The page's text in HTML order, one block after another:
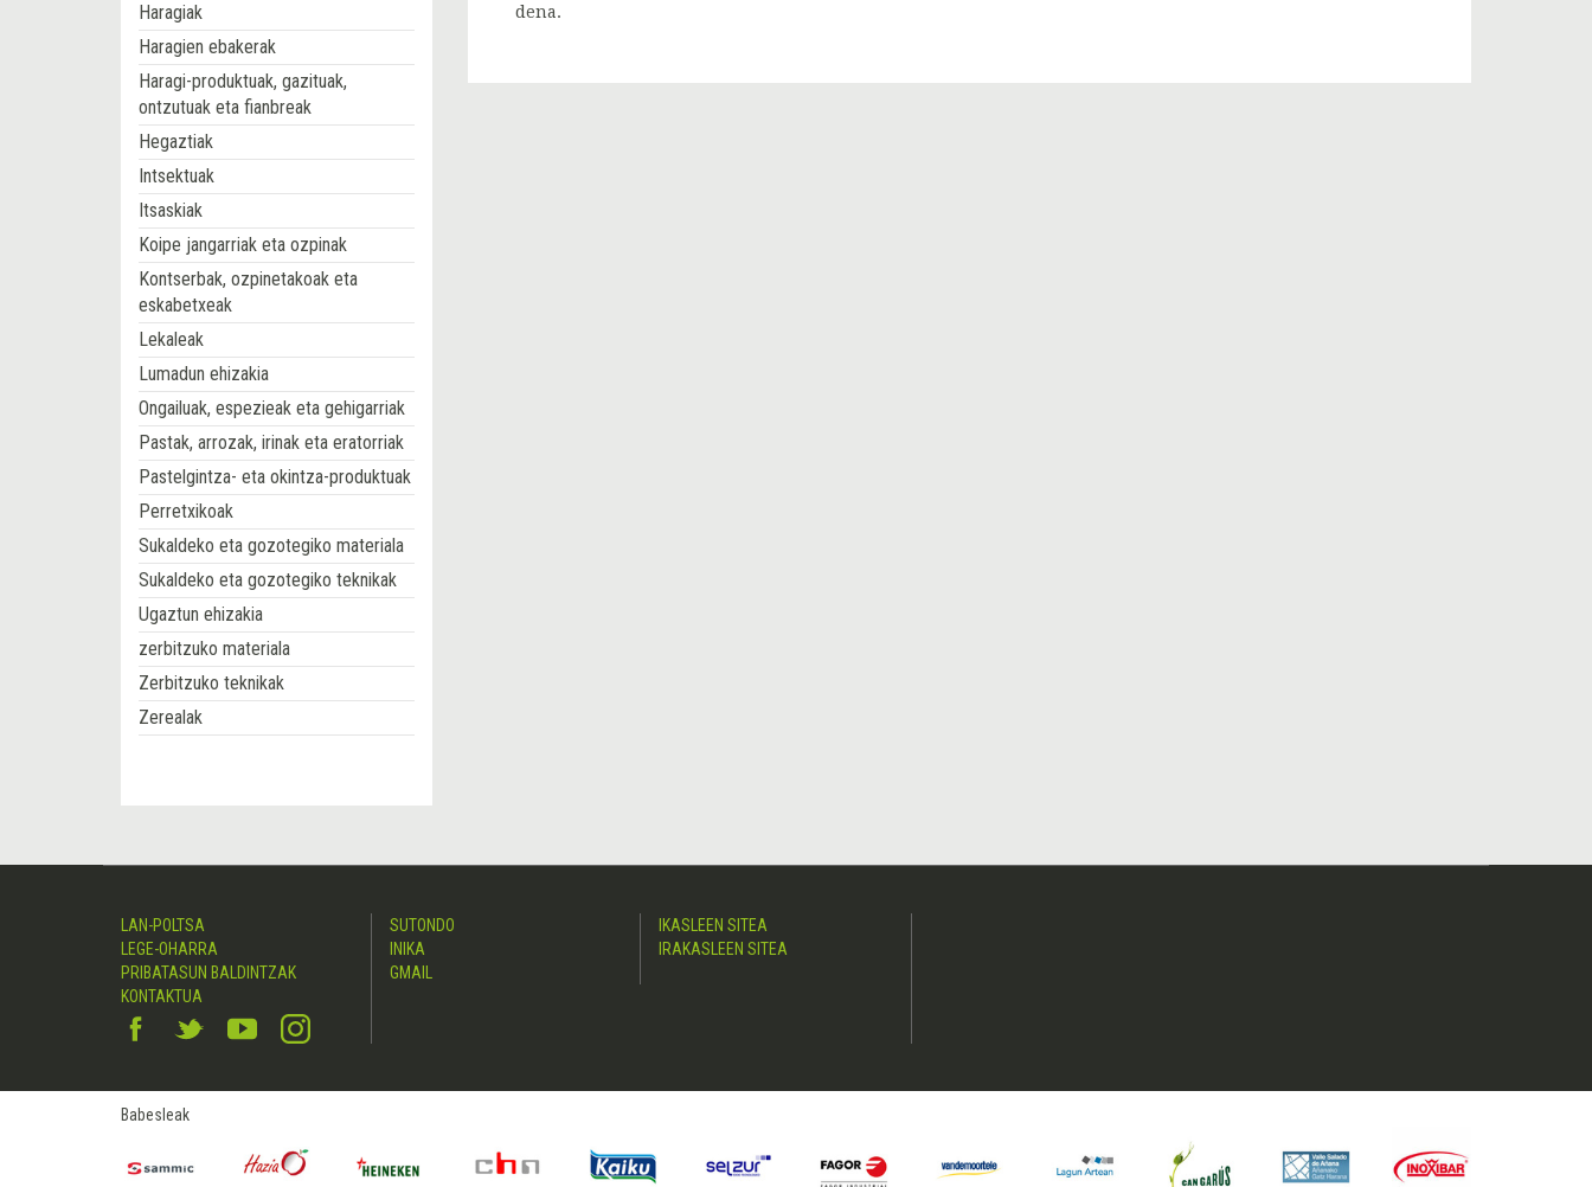
Haragiak
Haragien ebakerak
Haragi-produktuak, gazituak,
ontzutuak eta fianbreak
Hegaztiak
Intsektuak
Itsaskiak
Koipe jangarriak eta ozpinak
Kontserbak, ozpinetakoak eta
eskabetxeak
Lekaleak
Lumadun ehizakia
Ongailuak, espezieak eta gehigarriak
Pastak, arrozak, irinak eta eratorriak
Pastelgintza- eta okintza-produktuak
Perretxikoak
Sukaldeko eta gozotegiko materiala
Sukaldeko eta gozotegiko teknikak
Ugaztun ehizakia
zerbitzuko materiala
Zerbitzuko teknikak
Zerealak
dena.
LAN-POLTSA
LEGE-OHARRA
PRIBATASUN BALDINTZAK
KONTAKTUA
SUTONDO
INIKA
GMAIL
IKASLEEN SITEA
IRAKASLEEN SITEA
Babesleak